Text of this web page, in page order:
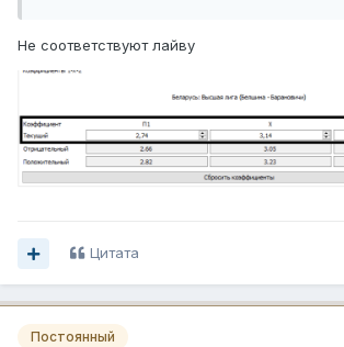
Не соответствуют лайву
Цитата
Постоянный